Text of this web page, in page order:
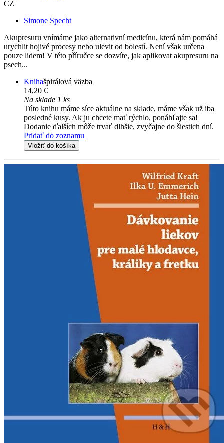
CZ
Simone Specht
Akupresuru vnímáme jako alternativní medicínu, která nám pomáhá
urychlit hojivé procesy nebo ulevit od bolestí. Není však určena
pouze lidem! V této příručce se dozvíte, jak aplikovat akupresuru na
psech...
Knihašpirálová väzba
14,20 €
Na sklade 1 ks
Túto knihu máme síce aktuálne na sklade, máme však už iba
posledné kusy. Ak ju chcete mať rýchlo, ponáhľajte sa!
Dodanie ďalších môže trvať dlhšie, zvyčajne do šiestich dní.
Pridať do zoznamu
Vložiť do košíka